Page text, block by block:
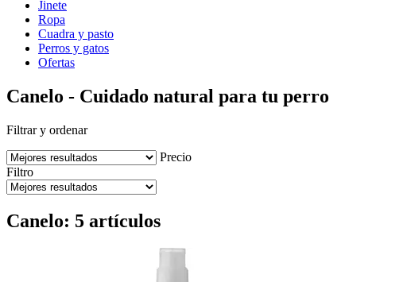
Jinete
Ropa
Cuadra y pasto
Perros y gatos
Ofertas
Canelo - Cuidado natural para tu perro
Filtrar y ordenar
Precio
Filtro
Canelo: 5 artículos